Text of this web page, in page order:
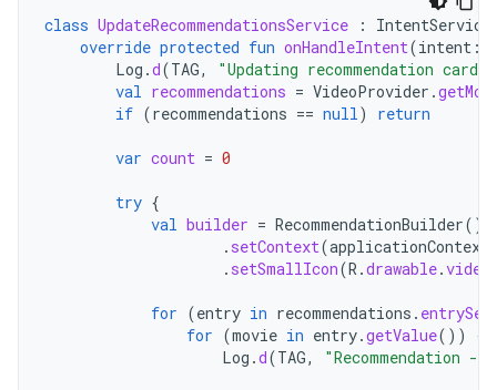
class UpdateRecommendationsService : IntentService
override protected fun onHandleIntent(intent :
Log .d(TAG,
"Updating recommendation cards"
val recommendations = VideoProvider .
if (recommendations == null) return
var count = 0
try {
val builder = RecommendationBuilder()
. setContext(applicationContext
. setSmallIcon(R .drawable.
for (entry in recommendations . entrySet
for (movie in entry.getValue())
{
Log .d(TAG, "Recommendation - "